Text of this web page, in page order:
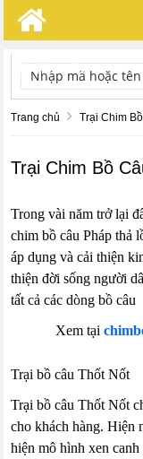
TÌM KIẾM
Trang chủ Trại Chim
Trại Chim Bồ
Trong vài năm trở lại
chim bồ câu Pháp thả
áp dụng và cải thiện
thiện đời sống người
tất cả các dòng bồ câu
Xem tại
Trại bồ câu Thốt Nốt
Trại bồ câu Thốt Nốt
cho khách hàng. Hiện
hiện mô hình xen